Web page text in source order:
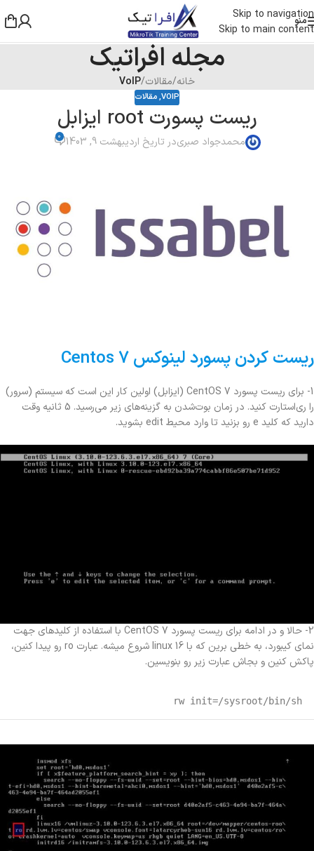
Skip to navigation
Skip to main content
منو
مجله افراتیک
خانه/مقالات/
VoIP
VOIP
,مقالات
ریست پسورت root ایزابل
محمدجواد صبریدر تاریخ اردیبهشت 9, 1403 0
ریست کردن پسورد لینوکس Centos 7
1- برای ریست پسورد CentOS 7 (ایزابل) اولین کار این است که سیستم (سرور)
را ری‌استارت کنید. در زمان بوت‌شدن به گزینه‌های زیر می‌رسید. 5 ثانیه وقت
دارید که کلید e رو بزنید تا وارد محیط edit بشوید.
2- حالا و در ادامه برای ریست پسورد CentOS 7 با استفاده از کلیدهای جهت
نمای کیبورد، به خطی برین که با linux 16 شروع میشه. عبارت ro رو پیدا کنین،
پاکش کنین و بجاش عبارت زیر رو بنویسین.
rw init=/sysroot/bin/sh